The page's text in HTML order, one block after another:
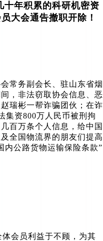
年积累的科研机密资
大会通告撤职开除！
常务副会长、驻山东省烟
，非法窃取协会信息、恶
瑞彬一帮诈骗团伙；在诈
集资800万人民币被刑拘
百万条个人信息，给中国
全国物流界的朋友们提高
内公路货物运输保险条款”
会员利益于不顾，为其